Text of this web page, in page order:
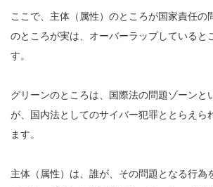
ここで、主体（属性）のところが国家責任の
のところが実は、オーバーラップしていると
す。
グリーンのところは、国際法の問題ゾーンと
が、国内法としてのサイバー犯罪ととらえら
ます。
主体（属性）は、誰が、その問題となる行為